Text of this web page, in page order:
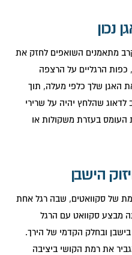
נכון
מתאמנים השואפים לחזק את
הרגליים על הרצפה
האגן שלך כלפי מעלה, תוך
שהלחץ יהיה על שרירי
העומס בעזרת משקולות או
הישבן
של סקוואטים, שבה רגל אחת
מבצע סקוואט עם הרגל
ובחלק הקדמי של הירך.
את רמת הקושי ביציבה